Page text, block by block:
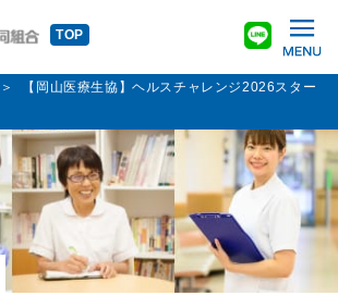
TOP
【岡山医療生協】ヘルスチャレンジ2026スター